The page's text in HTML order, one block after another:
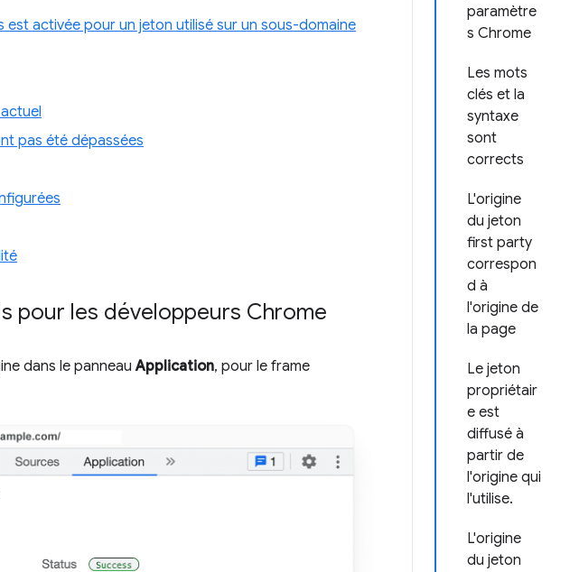
paramètre
s Chrome
Les mots
clés et la
syntaxe
sont
corrects
L'origine
du jeton
first party
correspon
d à
l'origine de
la page
Le jeton
propriétair
e est
diffusé à
partir de
l'origine qui
l'utilise.
L'origine
du jeton
activée pour un jeton utilisé sur un sous-domaine
pas été dépassées
pour les développeurs Chrome
dans le panneauApplication, pour le frame